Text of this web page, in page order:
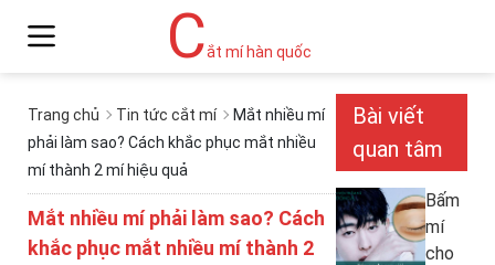
Cắt mí hàn quốc
Trang chủ Tin tức cắt mí
Mắt nhiều mí
phải làm sao? Cách khắc phục mắt nhiều
mí thành 2 mí hiệu quả
Mắt nhiều mí phải làm sao? Cách
khắc phục mắt nhiều mí thành 2
Bài viết
quan tâm
Bấm
mí
cho